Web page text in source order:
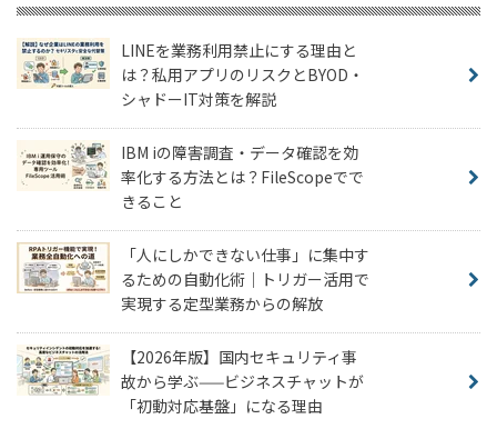
LINEを業務利用禁止にする理由と
は？私用アプリのリスクとBYOD・
シャドーIT対策を解説
IBM iの障害調査・データ確認を効
率化する方法とは？FileScopeでで
きること
「人にしかできない仕事」に集中す
るための自動化術｜トリガー活用で
実現する定型業務からの解放
【2026年版】国内セキュリティ事
故から学ぶ——ビジネスチャットが
「初動対応基盤」になる理由